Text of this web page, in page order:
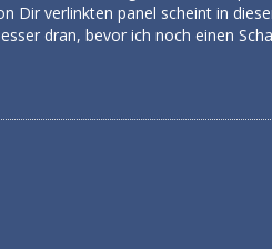
Dir verlinkten panel scheint in
dran, bevor ich noch einen